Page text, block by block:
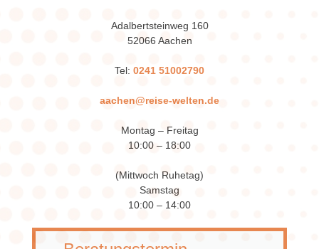
Adalbertsteinweg 160
52066 Aachen
Tel: 0241 51002790
aachen@reise-welten.de
Montag – Freitag
10:00 – 18:00
(Mittwoch Ruhetag)
Samstag
10:00 – 14:00